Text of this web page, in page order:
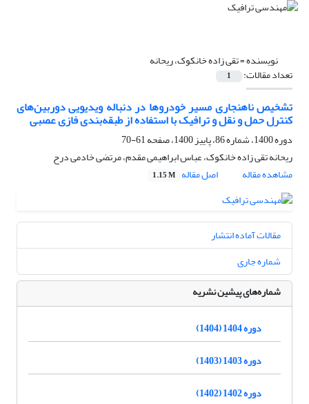
نویسنده =تقی زاده خانکوک، ریحانه
تعداد مقالات: 1
تشخیص ناهنجاری مسیر خودروها در دنباله ویدیویی دوربین‌های
کنترل حمل و نقل و ترافیک با استفاده از طبقه‌بندی فازی عصبی
دوره 1400، شماره 86، پاییز 1400، صفحه
61-70
ریحانه تقی زاده خانکوک، عباس ابراهیمی مقدم، مرتضی خادمی درح
مشاهده مقاله
اصل مقاله 1.15 M
مقالات آماده انتشار
شماره جاری
شماره‌های پیشین نشریه
دوره 1404 (1404)
دوره 1403 (1403)
دوره 1402 (1402)